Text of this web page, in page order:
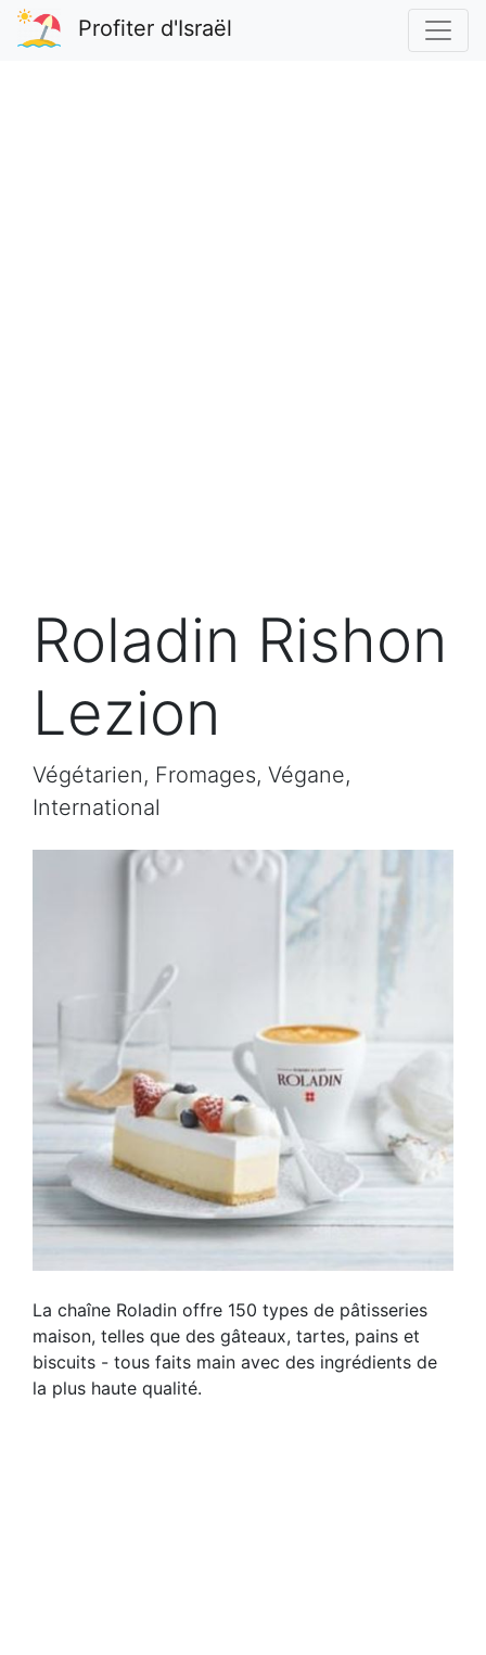
Profiter d'Israël
Roladin Rishon
Lezion
Végétarien, Fromages, Végane,
International
La chaîne Roladin offre 150 types de pâtisseries
maison, telles que des gâteaux, tartes, pains et
biscuits - tous faits main avec des ingrédients de
la plus haute qualité.